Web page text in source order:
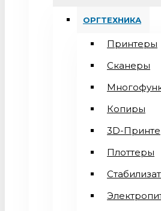
ОРГТЕХНИКА
Принтеры
Сканеры
Копиры
3D-
Плоттеры